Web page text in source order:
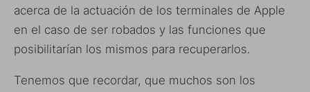
acerca de la actuación de los terminales de Apple
en el caso de ser robados y las funciones que
posibilitarían los mismos para recuperarlos.
Tenemos que recordar, que muchos son los